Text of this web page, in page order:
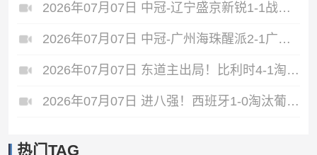
2026年07月07日 中冠-辽宁盛京新锐1-1战平上海泽天 双方握手言和
2026年07月07日 中冠-广州海珠醒派2-1广东吴川青年 黎宇扬梅开二度
2026年07月07日 东道主出局！比利时4-1淘汰美国 CDK2射1传 巴洛贡补时被换下
2026年07月07日 进八强！西班牙1-0淘汰葡萄牙 梅里诺91分钟绝杀41岁C罗最后一舞
热门TAG